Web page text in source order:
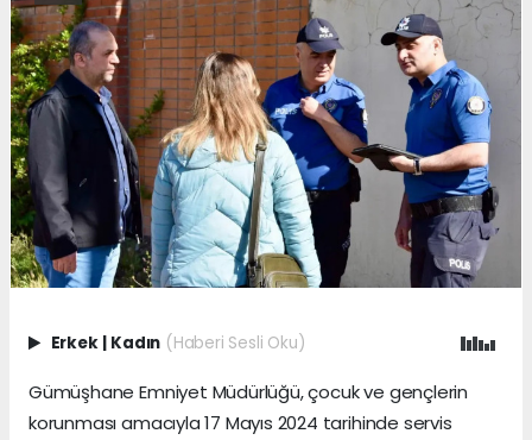
Erkek Kadın (Haberi Sesli Oku)
Gümüşhane Emniyet Müdürlüğü, çocuk ve gençlerin
korunması amacıyla 17 Mayıs 2024 tarihinde servis